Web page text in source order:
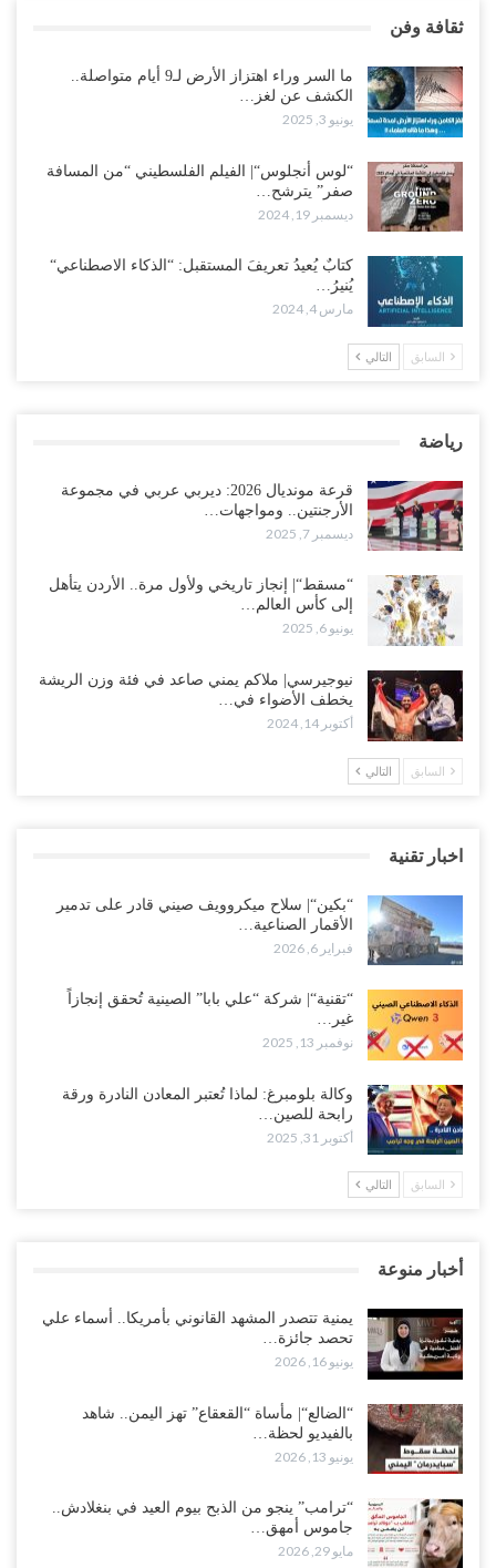
ثقافة وفن
ما السر وراء اهتزاز الأرض لـ9 أيام متواصلة..
الكشف عن لغز…
يونيو 3, 2025
“لوس أنجلوس“| الفيلم الفلسطيني “من المسافة
صفر” يترشح…
ديسمبر 19, 2024
كتابٌ يُعيدُ تعريفَ المستقبل: “الذكاء الاصطناعي“
يُنيرُ…
مارس 4, 2024
السابق التالي
رياضة
قرعة مونديال 2026: ديربي عربي في مجموعة
الأرجنتين.. ومواجهات…
ديسمبر 7, 2025
“مسقط“| إنجاز تاريخي ولأول مرة.. الأردن يتأهل
إلى كأس العالم…
يونيو 6, 2025
نيوجيرسي| ملاكم يمني صاعد في فئة وزن الريشة
يخطف الأضواء في…
أكتوبر 14, 2024
السابق التالي
اخبار تقنية
“بكين“| سلاح ميكروويف صيني قادر على تدمير
الأقمار الصناعية…
فبراير 6, 2026
“تقنية“| شركة “علي بابا” الصينية تُحقق إنجازاً
غير…
نوفمبر 13, 2025
وكالة بلومبرغ: لماذا تُعتبر المعادن النادرة ورقة
رابحة للصين…
أكتوبر 31, 2025
السابق التالي
أخبار منوعة
يمنية تتصدر المشهد القانوني بأمريكا.. أسماء علي
تحصد جائزة…
يونيو 16, 2026
“الضالع“| مأساة “القعقاع” تهز اليمن.. شاهد
بالفيديو لحظة…
يونيو 13, 2026
“ترامب” ينجو من الذبح بيوم العيد في بنغلادش..
جاموس أمهق…
مايو 29, 2026